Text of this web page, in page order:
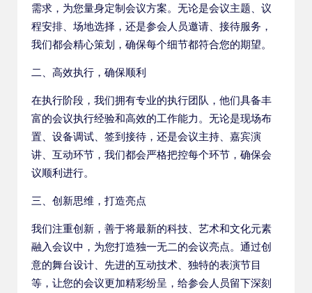
需求，为您量身定制会议方案。无论是会议主题、议
程安排、场地选择，还是参会人员邀请、接待服务，
我们都会精心策划，确保每个细节都符合您的期望。
二、高效执行，确保顺利
在执行阶段，我们拥有专业的执行团队，他们具备丰
富的会议执行经验和高效的工作能力。无论是现场布
置、设备调试、签到接待，还是会议主持、嘉宾演
讲、互动环节，我们都会严格把控每个环节，确保会
议顺利进行。
三、创新思维，打造亮点
我们注重创新，善于将最新的科技、艺术和文化元素
融入会议中，为您打造独一无二的会议亮点。通过创
意的舞台设计、先进的互动技术、独特的表演节目
等，让您的会议更加精彩纷呈，给参会人员留下深刻